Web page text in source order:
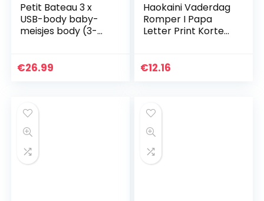
Petit Bateau 3 x
USB-body baby-
meisjes body (3-
€26.99
Haokaini Vaderdag
Romper I Papa
Letter Print Korte
Jumpsuit Zomer
€12.16